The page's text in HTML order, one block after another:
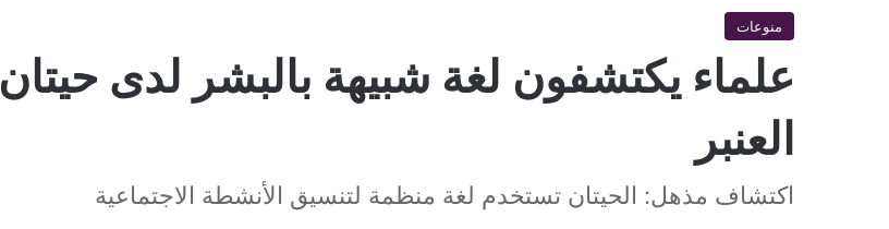
منوعات
علماء يكتشفون لغة شبيهة بالبشر لدى حيتان
العنبر
اكتشاف مذهل: الحيتان تستخدم لغة منظمة لتنسيق الأنشطة الاجتماعية